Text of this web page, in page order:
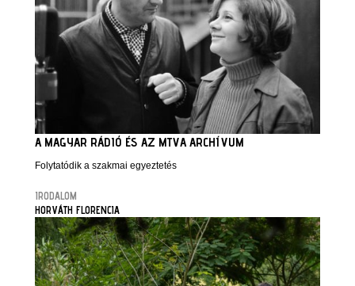
A MAGYAR RÁDIÓ ÉS AZ MTVA ARCHÍVUM
Folytatódik a szakmai egyeztetés
IRODALOM
HORVÁTH FLORENCIA